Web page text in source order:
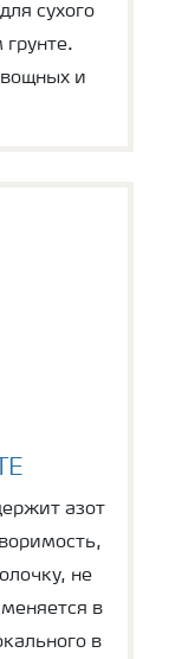
сухого
и
азот
не
в
в